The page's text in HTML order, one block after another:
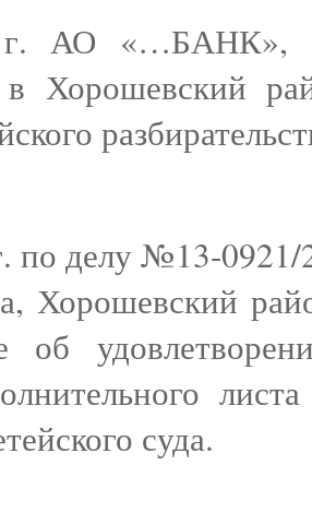
АО «…БАНК»,
в Хорошевский
по делу №13-0921/
Хорошевский
об
суда.